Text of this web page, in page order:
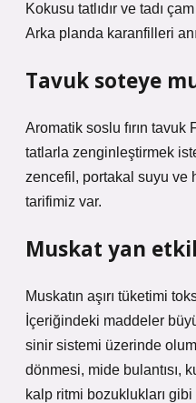
Kokusu tatlıdır ve tadı
Arka planda karanfilleri
Tavuk soteye
Aromatik soslu fırın tavuk
tatlarla zenginleştirmek
zencefil, portakal suyu ve
tarifimiz var.
Muskat yan
Muskatın aşırı tüketimi
İçeriğindeki maddeler
sinir sistemi üzerinde
dönmesi, mide bulantısı,
kalp ritmi bozuklukları